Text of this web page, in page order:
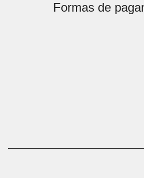
Formas de